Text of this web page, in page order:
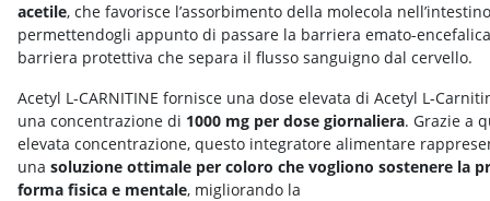
acetile, che favorisce l’assorbimento della molecola
permettendogli appunto di passare la barriera emato-
barriera protettiva che separa il flusso sanguigno dal cervello.
Acetyl L-CARNITINE fornisce una dose elevata di Acetyl L-
una concentrazione di 1000 mg per dose giornaliera. Grazie a
elevata concentrazione, questo integratore alimentare
una soluzione ottimale per coloro che vogliono sostenere la
forma fisica e mentale, migliorando la